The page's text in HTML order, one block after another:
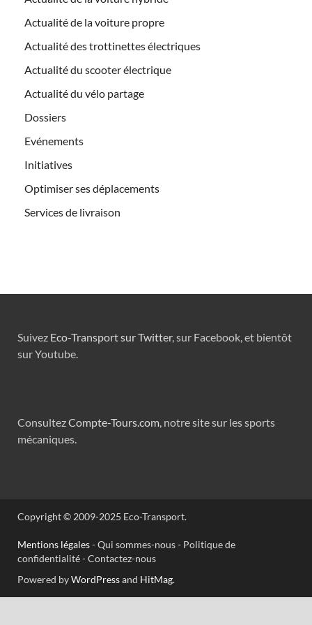
Actualité de la voiture propre
Actualité des trottinettes électriques
Actualité du scooter électrique
Actualité du vélo partage
Dossiers
Evénements
Initiatives
Optimiser ses déplacements
Services de livraison
Suivez Eco-Transport sur Twitter, sur Facebook, et bientôt
sur Youtube.
ConsultezCompte-Tours.com , notre site sur les sports
mécaniques.
Copyright © 2009-2025 Eco-Transport.
Mentions légales- Qui sommes-nous - Politique de
confidentialité - Contactez-nous
Powered byWordPressand HitMag.